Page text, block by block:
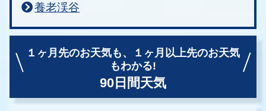
養老渓谷
１ヶ月先のお天気も、
１ヶ月以上先のお天気
もわかる!
90日間天気